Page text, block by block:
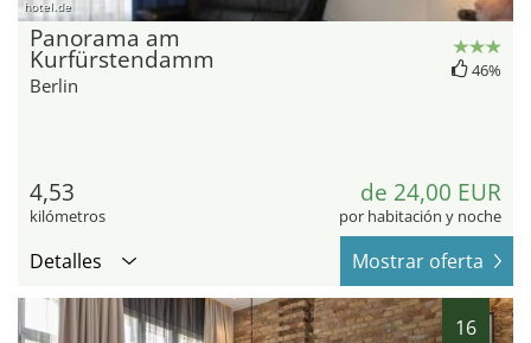
hotel.de
Panorama am
Kurfürstendamm
Berlin
46%
4,53
kilómetros
de 24,00 EUR
por habitación y noche
Detalles Mostrar oferta
16